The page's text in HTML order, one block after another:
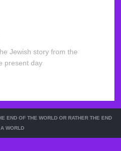
Jewish story from the
present day
END OF THE WORLD OR RATHER THE END
WORLD